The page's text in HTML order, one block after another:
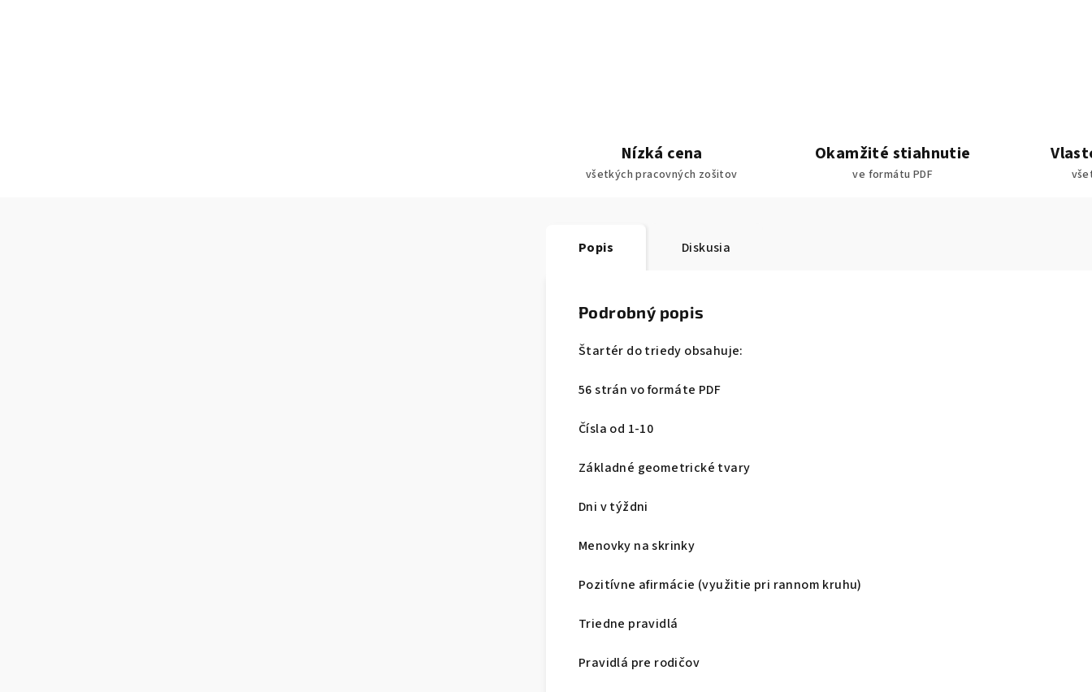
Nízká cena
všetkých pracovných zošitov
Okamžité stiahnutie
ve formátu PDF
Popis Diskusia
Podrobný popis
Štartér do triedy obsahuje:
56 strán vo formáte PDF
Čísla od 1-10
Základné geometrické tvary
Dni v týždni
Menovky na skrinky
Pozitívne afirmácie (využitie pri rannom kruhu)
Triedne pravidlá
Pravidlá pre rodičov